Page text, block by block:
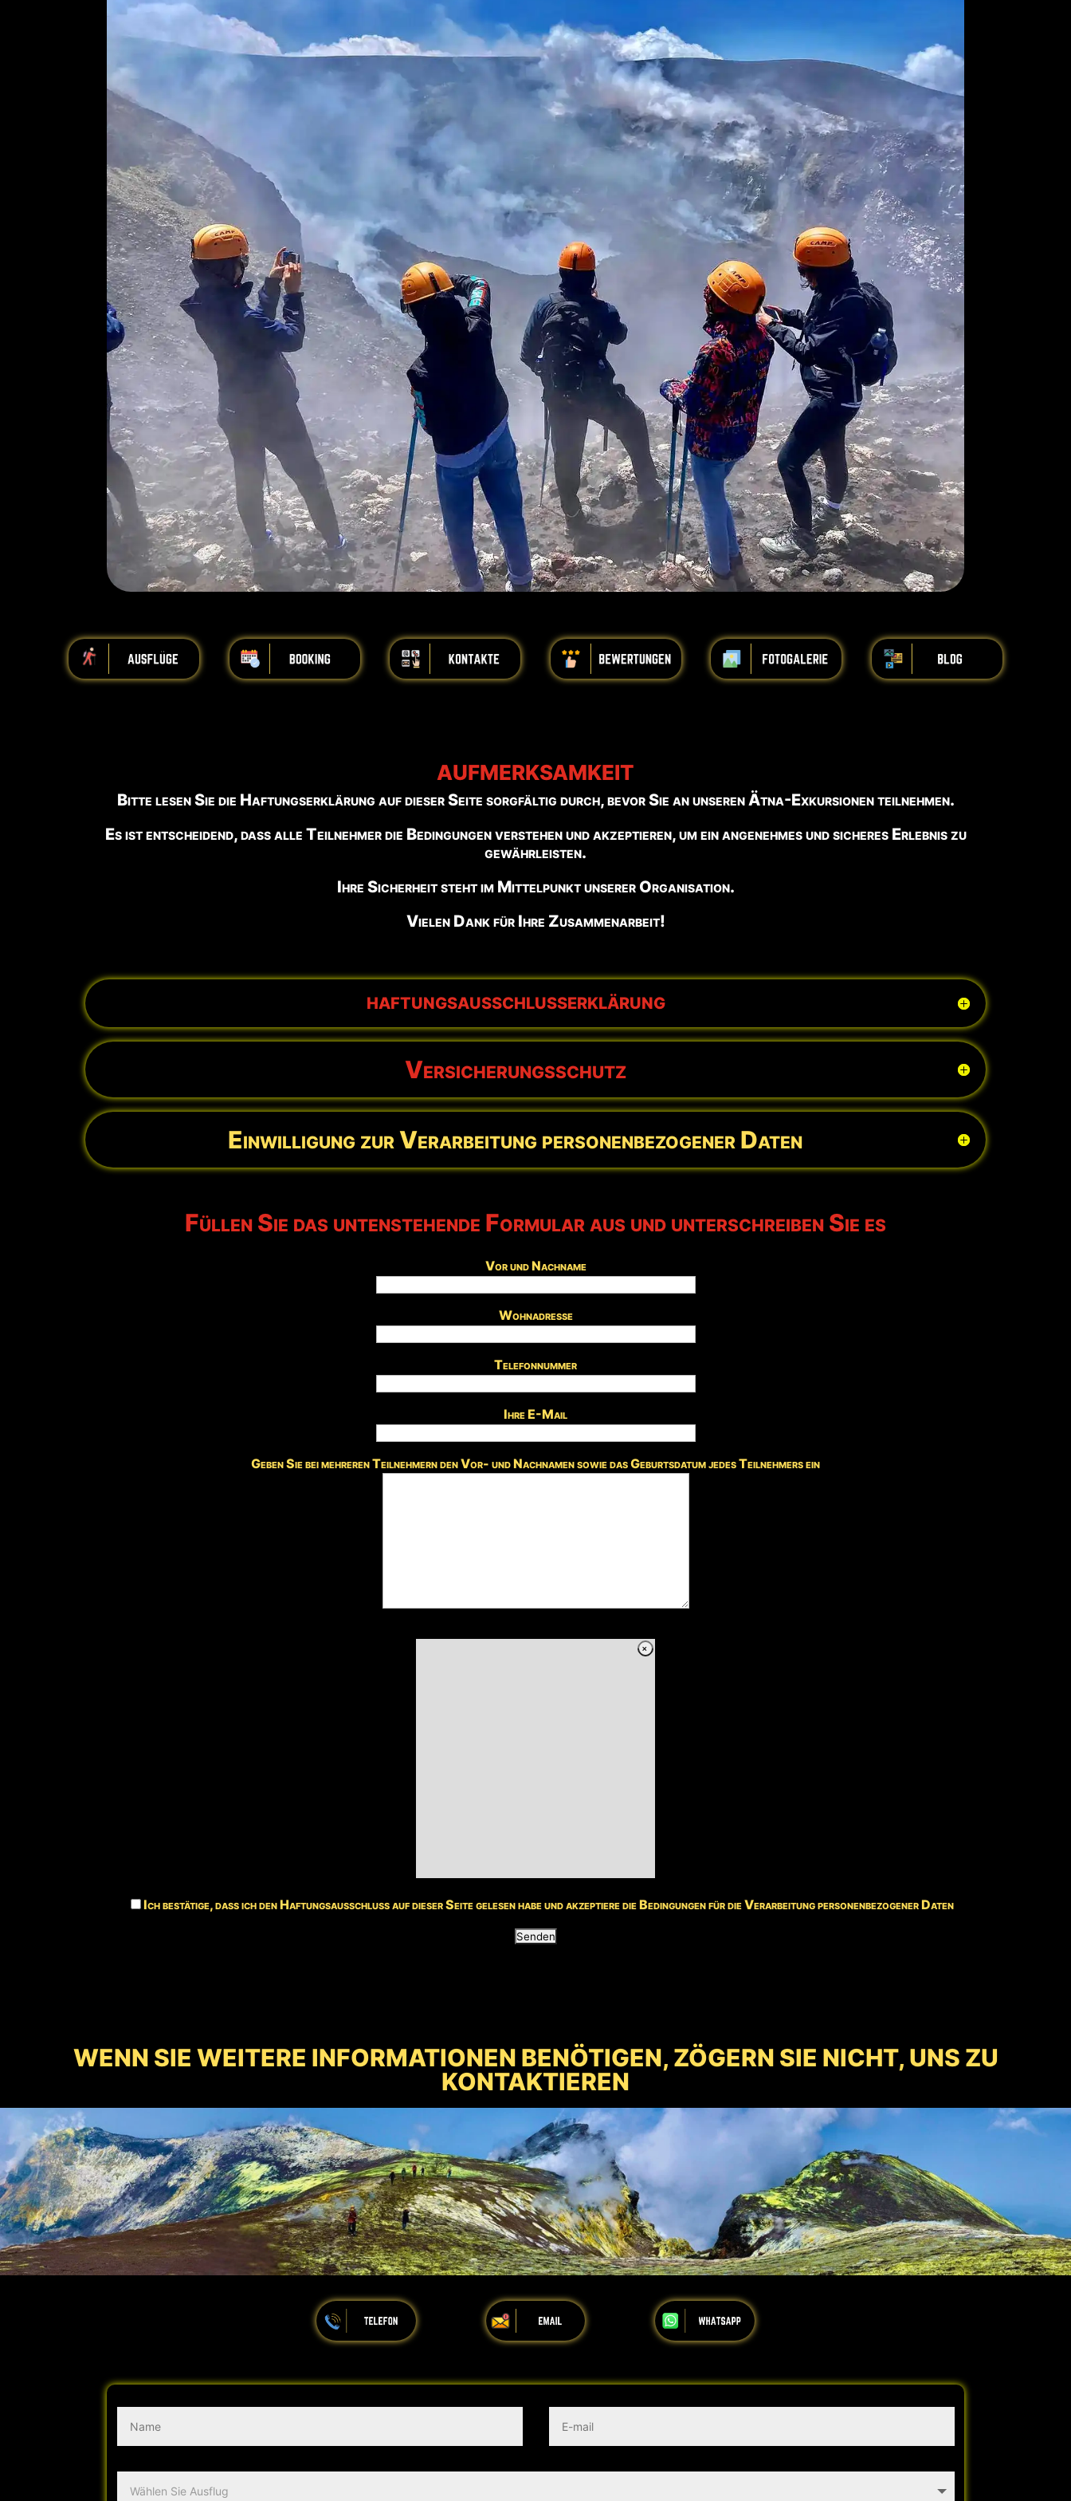
📹 BLICK AUF DEN VULKAN
Live-Webcam ansehen →
Aktualisiert:
iiiiiiiiiiiiiiiiiiiiiiii iiiiiiiiiiiiiiiiiiiiiiii iiiiiiiiiiiiiiiiiiiiiiii iiiiiiiiiiiiiiiiiiiiiiii iiiiiiiiiiiiiiiiiiiiiiii iiiiiiiiiiiiiiiiiiiiiiii
AUFMERKSAMKEIT
Bitte lesen Sie die Haftungserklärung auf dieser Seite sorgfältig durch, bevor Sie an unseren Ätna-Exkursionen teilnehmen.
Es ist entscheidend, dass alle Teilnehmer die Bedingungen verstehen und akzeptieren, um ein angenehmes und sicheres Erlebnis zu
gewährleisten.
Ihre Sicherheit steht im Mittelpunkt unserer Organisation.
Vielen Dank für Ihre Zusammenarbeit!
HAFTUNGSAUSSCHLUSSERKLÄRUNG
Versicherungsschutz
Einwilligung zur Verarbeitung personenbezogener Daten
Füllen Sie das untenstehende Formular aus und unterschreiben Sie es
Vor und Nachname
Wohnadresse
Telefonnummer
Ihre E-Mail
Geben Sie bei mehreren Teilnehmern den Vor- und Nachnamen sowie das Geburtsdatum jedes Teilnehmers ein
Ich bestätige, dass ich den Haftungsausschluss auf dieser Seite gelesen habe und akzeptiere die Bedingungen für die Verarbeitung personenbezogener Daten
WENN SIE WEITERE INFORMATIONEN BENÖTIGEN, ZÖGERN SIE NICHT, UNS ZU
KONTAKTIEREN